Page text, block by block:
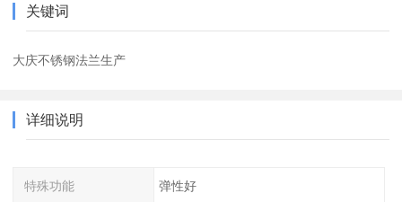
关键词
大庆不锈钢法兰生产
详细说明
特殊功能 弹性好